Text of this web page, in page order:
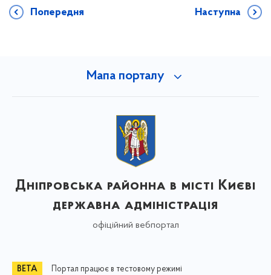
Попередня Наступна
Мапа порталу
Дніпровська районна в місті Києві
державна адміністрація
офіційний вебпортал
Портал працює в тестовому режимі